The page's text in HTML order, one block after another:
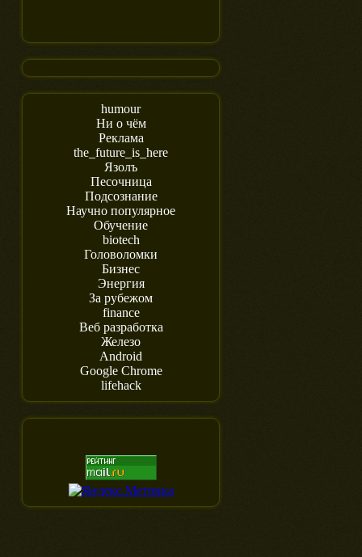
humour
Ни о чём
Реклама
the_future_is_here
Язолъ
Песочница
Подсознание
Научно популярное
Обучение
biotech
Головоломки
Бизнес
Энергия
За рубежом
finance
Веб разработка
Железо
Android
Google Chrome
lifehack